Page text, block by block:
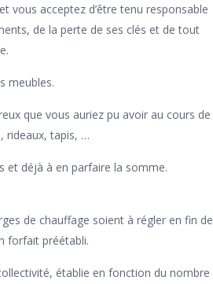
vous acceptez d’être tenu responsable
de la perte de ses clés et de tout
meubles.
que vous auriez pu avoir au cours de
rideaux, tapis, …
et déjà à en parfaire la somme.
de chauffage soient à régler en fin de
forfait préétabli.
établie en fonction du nombre